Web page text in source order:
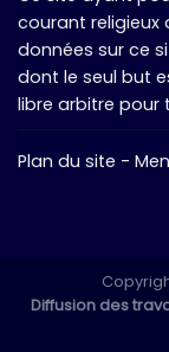
courant religieux
données sur ce
dont le seul but
libre arbitre
Plan du site -
Diffusion des